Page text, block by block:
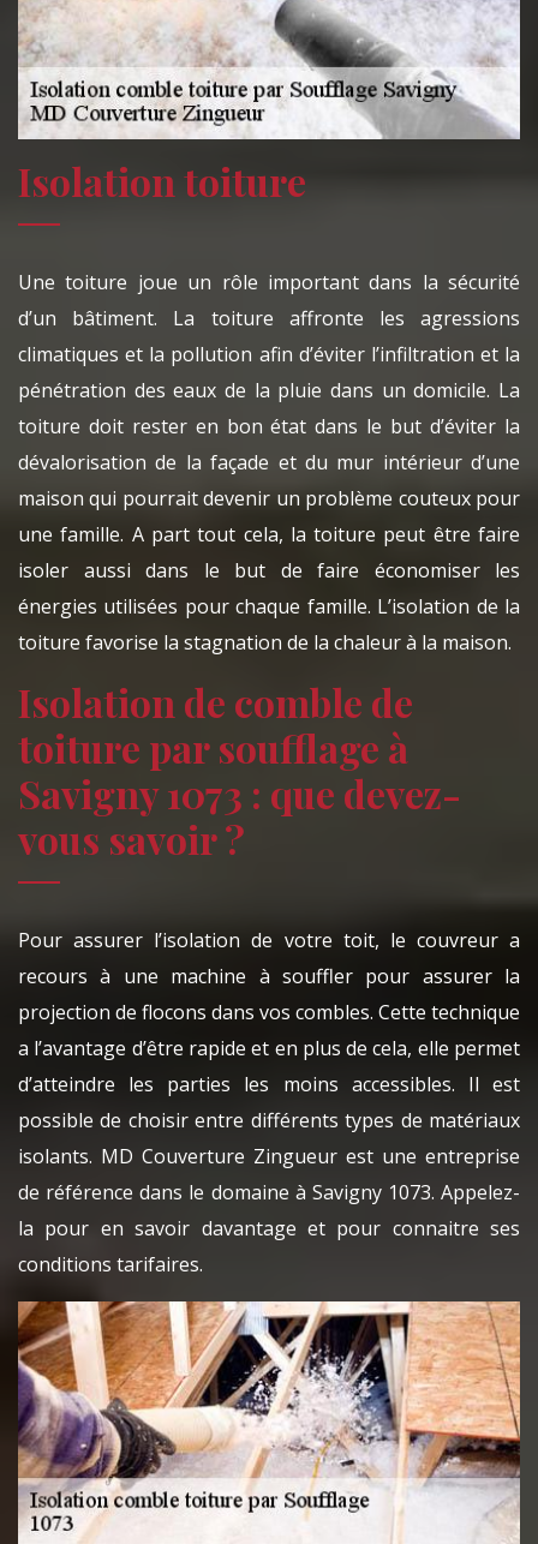
Isolation toiture
Une toiture joue un rôle important dans la sécurité
d’un bâtiment. La toiture affronte les agressions
climatiques et la pollution afin d’éviter l’infiltration et la
pénétration des eaux de la pluie dans un domicile. La
toiture doit rester en bon état dans le but d’éviter la
dévalorisation de la façade et du mur intérieur d’une
maison qui pourrait devenir un problème couteux pour
une famille. A part tout cela, la toiture peut être faire
isoler aussi dans le but de faire économiser les
énergies utilisées pour chaque famille. L’isolation de la
toiture favorise la stagnation de la chaleur à la maison.
Isolation de comble de
toiture par soufflage à
Savigny 1073 : que devez-
vous savoir ?
Pour assurer l’isolation de votre toit, le couvreur a
recours à une machine à souffler pour assurer la
projection de flocons dans vos combles. Cette technique
a l’avantage d’être rapide et en plus de cela, elle permet
d’atteindre les parties les moins accessibles. Il est
possible de choisir entre différents types de matériaux
isolants. MD Couverture Zingueur est une entreprise
de référence dans le domaine à Savigny 1073. Appelez-
la pour en savoir davantage et pour connaitre ses
conditions tarifaires.